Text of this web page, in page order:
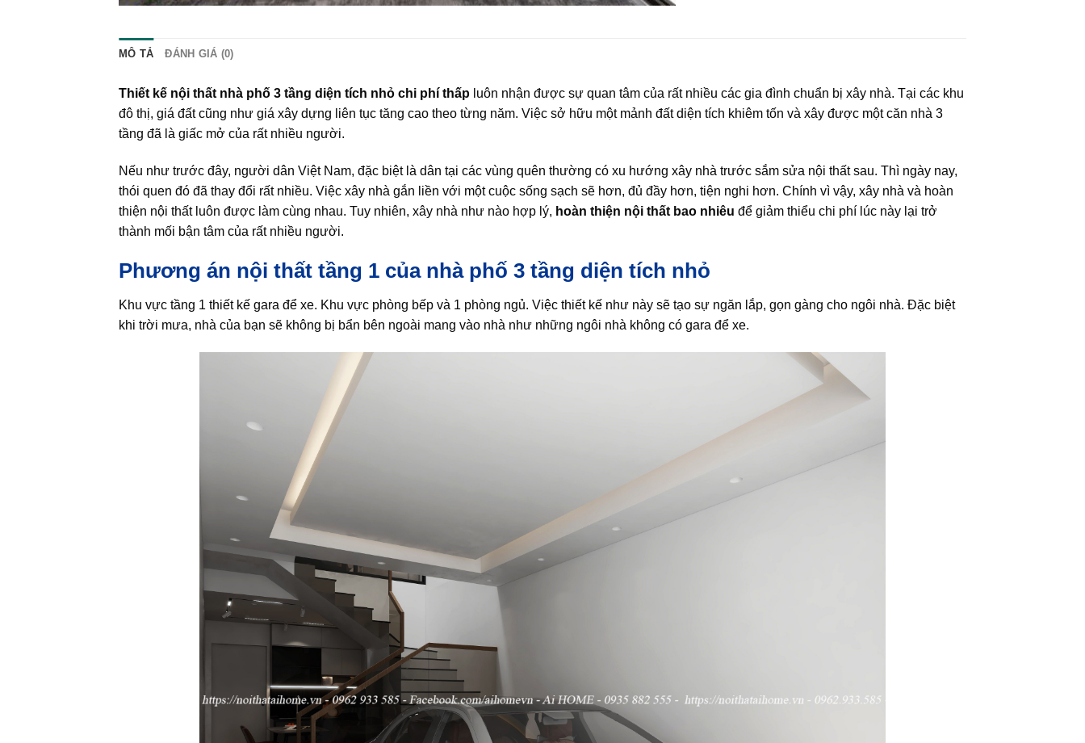
MÔ TẢ ĐÁNH GIÁ (0)
Thiết kế nội thất nhà phố 3 tầng diện tích nhỏ chi phí thấp luôn nhận được sự quan tâm của rất nhiều các gia đình chuẩn bị xây nhà. Tại các khu
đô thị, giá đất cũng như giá xây dựng liên tục tăng cao theo từng năm. Việc sở hữu một mảnh đất diện tích khiêm tốn và xây được một căn nhà 3
tầng đã là giấc mở của rất nhiều người.
Nếu như trước đây, người dân Việt Nam, đặc biệt là dân tại các vùng quên thường có xu hướng xây nhà trước sắm sửa nội thất sau. Thì ngày nay,
thói quen đó đã thay đổi rất nhiều. Việc xây nhà gắn liền với một cuộc sống sạch sẽ hơn, đủ đầy hơn, tiện nghi hơn. Chính vì vậy, xây nhà và hoàn
thiện nội thất luôn được làm cùng nhau. Tuy nhiên, xây nhà như nào hợp lý, hoàn thiện nội thất bao nhiêu để giảm thiểu chi phí lúc này lại trở
thành mối bận tâm của rất nhiều người.
Phương án nội thất tầng 1 của nhà phố 3 tầng diện tích nhỏ
Khu vực tầng 1 thiết kế gara để xe. Khu vực phòng bếp và 1 phòng ngủ. Việc thiết kế như này sẽ tạo sự ngăn lắp, gọn gàng cho ngôi nhà. Đặc biệt
khi trời mưa, nhà của bạn sẽ không bị bẩn bên ngoài mang vào nhà như những ngôi nhà không có gara để xe.